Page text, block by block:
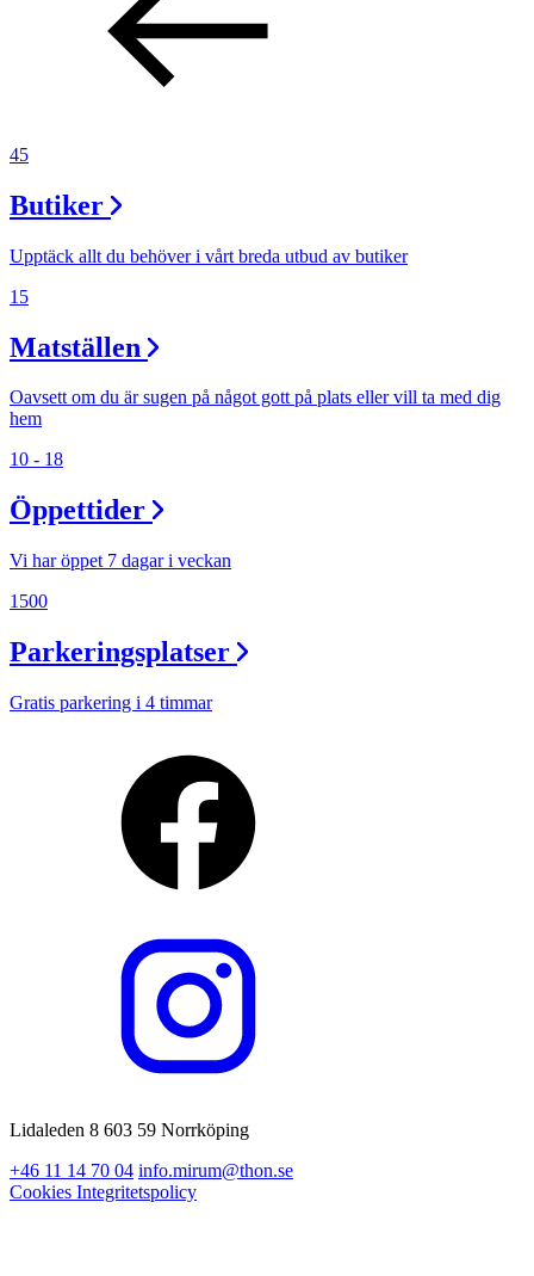
45
Butiker
Upptäck allt du behöver i vårt breda utbud av butiker
15
Matställen
Oavsett om du är sugen på något gott på plats eller vill ta med dig
hem
10 - 18
Öppettider
Vi har öppet 7 dagar i veckan
1500
Parkeringsplatser
Gratis parkering i 4 timmar
Lidaleden 8 603 59 Norrköping
+46 11 14 70 04 info.mirum@thon.se
Cookies Integritetspolicy